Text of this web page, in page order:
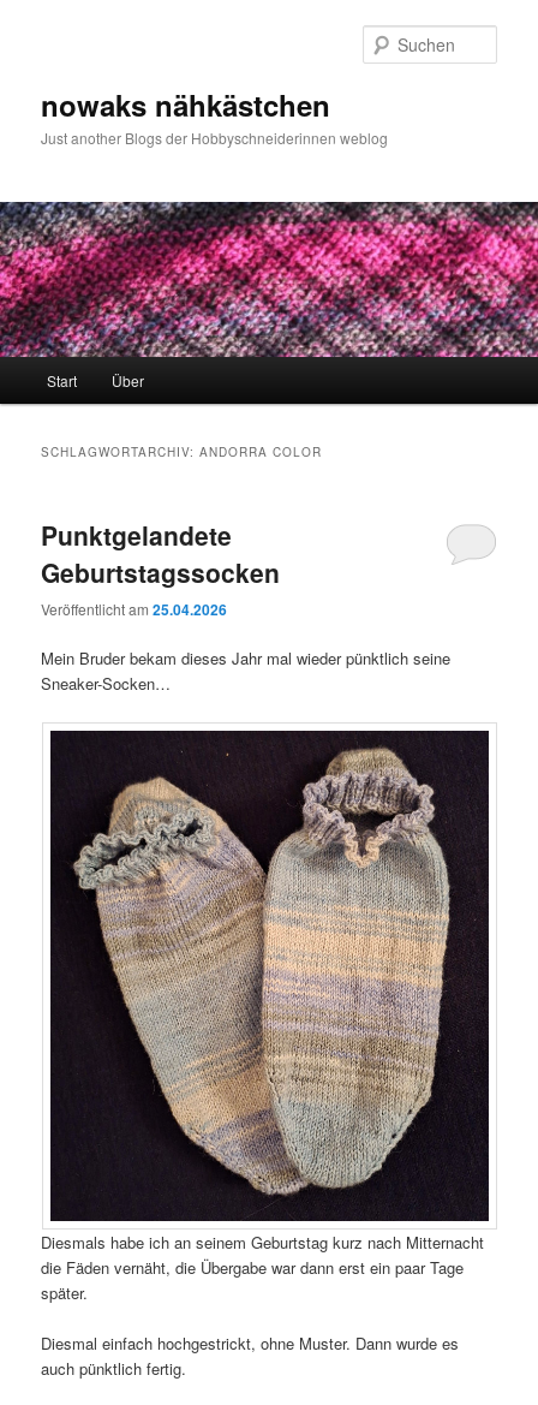
nowaks nähkästchen
Just another Blogs der Hobbyschneiderinnen weblog
Start Über
SCHLAGWORTARCHIV:ANDORRA COLOR
Punktgelandete
Geburtstagssocken
Veröffentlicht am25.04.2026
Mein Bruder bekam dieses Jahr mal wieder pünktlich seine
Sneaker-Socken…
Diesmals habe ich an seinem Geburtstag kurz nach Mitternacht
die Fäden vernäht, die Übergabe war dann erst ein paar Tage
später.
Diesmal einfach hochgestrickt, ohne Muster. Dann wurde es
auch pünktlich fertig.